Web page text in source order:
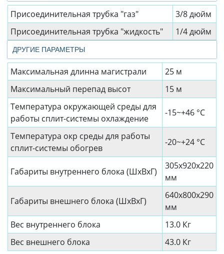
Присоединительная трубка "газ"
3/8 дюйм
Присоединительная трубка "жидкость"
1/4 дюйм
ДРУГИЕ ПАРАМЕТРЫ
Максимальная длинна магистрали
25 м
Максимальный перепад высот
15 м
Температура окружающей среды для
работы сплит-системы охлаждение
-15~+46 °C
Температура окр среды для работы
сплит-системы обогрев
-20~+24 °C
Габариты внутреннего блока (ШхВхГ)
305x920x220
мм
Габариты внешнего блока (ШхВхГ)
640x800x290
мм
Вес внутреннего блока
13.0 Кг
Вес внешнего блока
43.0 Кг